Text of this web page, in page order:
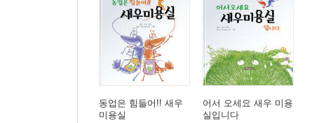
동업은 힘들어!! 새우
미용실
어서 오세요 새우 미용
실입니다